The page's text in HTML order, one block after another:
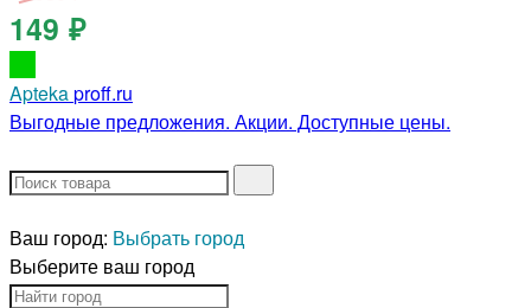
149 ₽
Aptekaproff.ru
Выгодные предложения. Акции. Доступные цены.
Ваш город: Выбрать город
Выберите ваш город